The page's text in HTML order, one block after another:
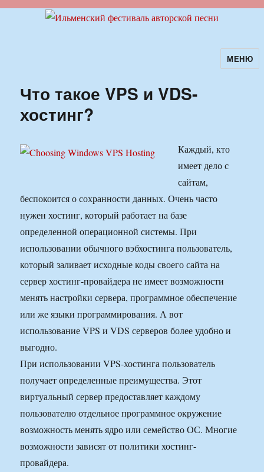
Ильменский фестиваль авторскойМЕНЮ
Что такое VPS и VDS-
хостинг?
Каждый, кто
имеет дело с
сайтам,
беспокоится о сохранности данных. Очень часто
нужен хостинг, который работает на базе
определенной операционной системы. При
использовании обычного вэбхостинга пользователь,
который заливает исходные коды своего сайта на
сервер хостинг-провайдера не имеет возможности
менять настройки сервера, программное обеспечение
или же языки программирования. А вот
использование VPS и VDS серверов более удобно и
выгодно.
При использовании VPS-хостинга пользователь
получает определенные преимущества. Этот
виртуальный сервер предоставляет каждому
пользователю отдельное программное окружение
возможность менять ядро или семейство ОС. Многие
возможности зависят от политики хостинг-
провайдера.